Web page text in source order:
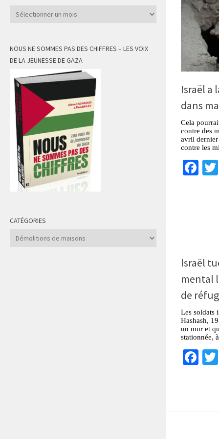
Israël a
dans
Cela
contre des
avril dernier
contre les
Israël
mental
de
Les soldats
Hashash,
un mur et
stationnée,
Archives
NOUS NE SOMMES PAS DES CHIFFRES – LES VOIX
DE LA JEUNESSE DE GAZA
CATÉGORIES
Catégories